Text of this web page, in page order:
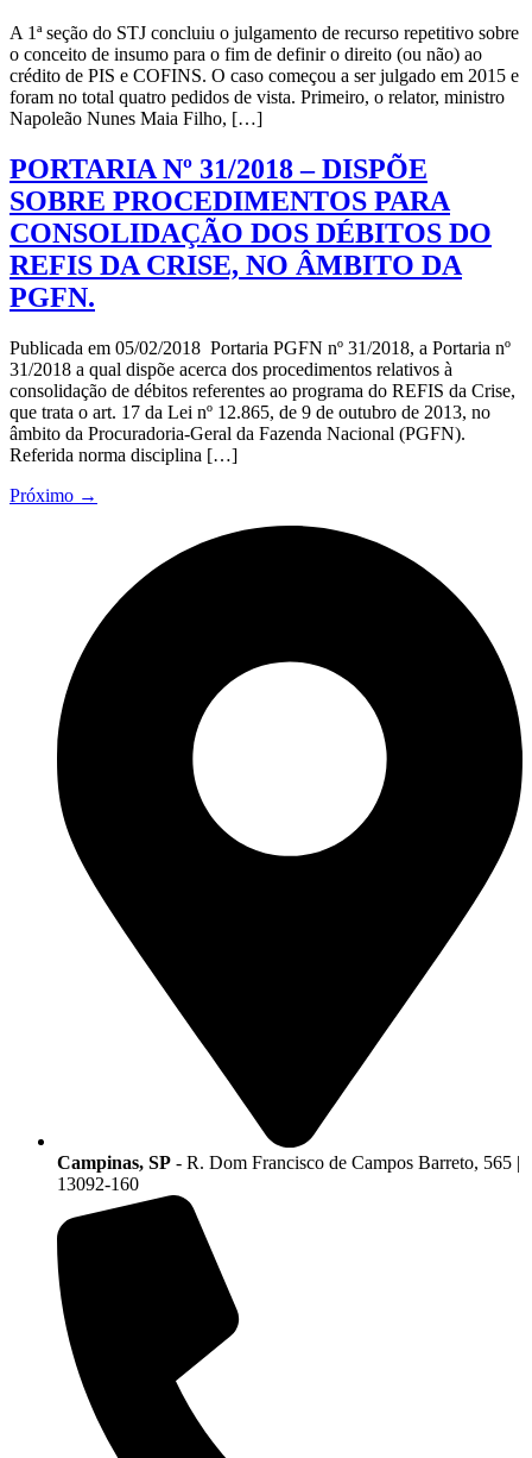
A 1ª seção do STJ concluiu o julgamento de recurso repetitivo sobre
o conceito de insumo para o fim de definir o direito (ou não) ao
crédito de PIS e COFINS. O caso começou a ser julgado em 2015 e
foram no total quatro pedidos de vista. Primeiro, o relator, ministro
Napoleão Nunes Maia Filho, […]
PORTARIA Nº 31/2018 – DISPÕE
SOBRE PROCEDIMENTOS PARA
CONSOLIDAÇÃO DOS DÉBITOS DO
REFIS DA CRISE, NO ÂMBITO DA
PGFN.
Publicada em 05/02/2018 Portaria PGFN nº 31/2018, a Portaria nº
31/2018 a qual dispõe acerca dos procedimentos relativos à
consolidação de débitos referentes ao programa do REFIS da Crise,
que trata o art. 17 da Lei nº 12.865, de 9 de outubro de 2013, no
âmbito da Procuradoria-Geral da Fazenda Nacional (PGFN).
Referida norma disciplina […]
Próximo →
Campinas, SP - R. Dom Francisco de Campos Barreto, 565 |
13092-160